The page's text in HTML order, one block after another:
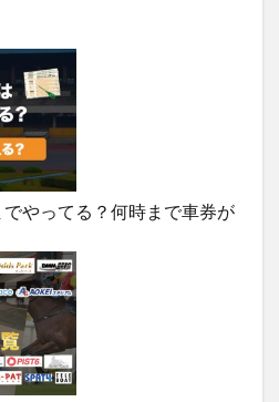
やってる？何時まで車券が